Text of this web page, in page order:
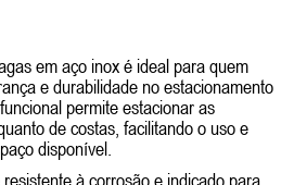
em aço inox é ideal para quem
e durabilidade no estacionamento
permite estacionar as
de costas, facilitando o uso e
disponível.
à corrosão e indicado para